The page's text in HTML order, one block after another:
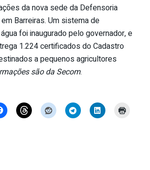
da nova sede da Defensoria
Barreiras. Um sistema de
foi inaugurado pelo governador, e
1.224 certificados do Cadastro
a pequenos agricultores
são da Secom.